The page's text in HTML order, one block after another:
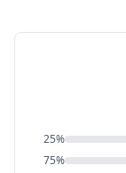
25%
75%